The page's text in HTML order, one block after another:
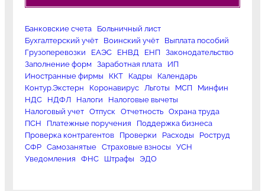
Банковские счета
Больничный лист
Бухгалтерский учёт
Воинский учёт
Выплата пособий
Грузоперевозки
ЕАЭС ЕНВД ЕНП
Законодательство
Заполнение форм
Заработная плата
ИП
Иностранные фирмы
ККТ Кадры
Календарь
Контур.Экстерн
Коронавирус Льготы МСП
Минфин
НДС
НДФЛ Налоги
Налоговые вычеты
Налоговый учет
Отпуск Отчетность
Охрана труда
ПСН
Платежные поручения
Поддержка бизнеса
Проверка контрагентов
Проверки Расходы
Роструд
СФР
Самозанятые Страховые взносы
УСН
Уведомления
ФНС Штрафы ЭДО